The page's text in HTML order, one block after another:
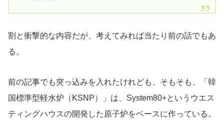
割と衝撃的な内容だが、考えてみれば当たり前の話でもあ
る。
前の記事でも突っ込みを入れたけれども、そもそも、「韓
国標準型軽水炉（KSNP）」は、System80+というウエス
ティングハウスの開発した原子炉をベースに作っている。